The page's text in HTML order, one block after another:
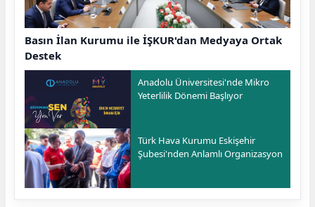
Basın İlan Kurumu ile İŞKUR'dan Medyaya Ortak
Destek
Anadolu Üniversitesi'nde Mikro
Yeterlilik Dönemi Başlıyor
Türk Hava Kurumu Eskişehir
Şubesi'nden Anlamlı Organizasyon